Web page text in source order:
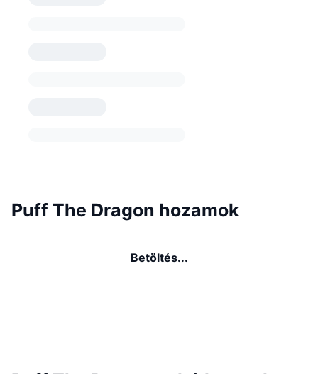
Puff The Dragon hozamok
Betöltés...